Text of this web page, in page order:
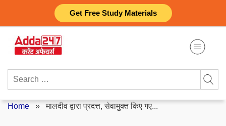
Get Free Study Materials
content
Search
Home »मालदीव द्वारा प्रदत्त, सेवामुक्त किए गए...